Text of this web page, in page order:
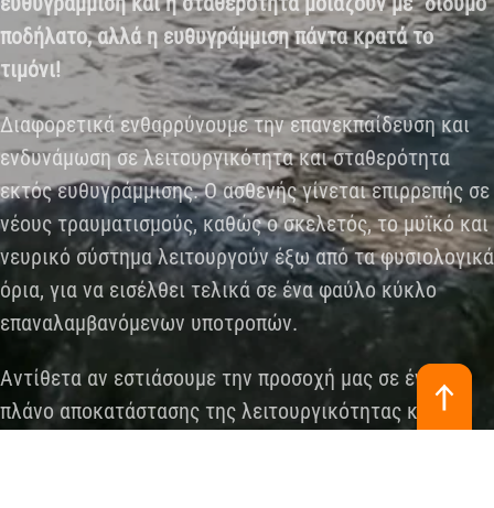
ποδήλατο, αλλά η ευθυγράμμιση πάντα κρατά το
τιμόνι!
Διαφορετικά ενθαρρύνουμε την επανεκπαίδευση και
ενδυνάμωση σε λειτουργικότητα και σταθερότητα
εκτός ευθυγράμμισης. Ο ασθενής γίνεται επιρρεπής σε
νέους τραυματισμούς, καθώς ο σκελετός, το μυϊκό και
νευρικό σύστημα λειτουργούν έξω από τα φυσιολογικά
όρια, για να εισέλθει τελικά σε ένα φαύλο κύκλο
επαναλαμβανόμενων υποτροπών.
Αντίθετα αν εστιάσουμε την προσοχή μας σε ένα
πλάνο αποκατάστασης της λειτουργικότητας και